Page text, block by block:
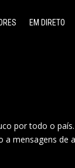
EM DIRETO
por todo o
a mensagens de